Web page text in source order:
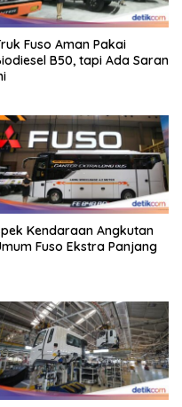
Fuso Aman Pakai
B50, tapi Ada Saran
Kendaraan Angkutan
Fuso Ekstra Panjang